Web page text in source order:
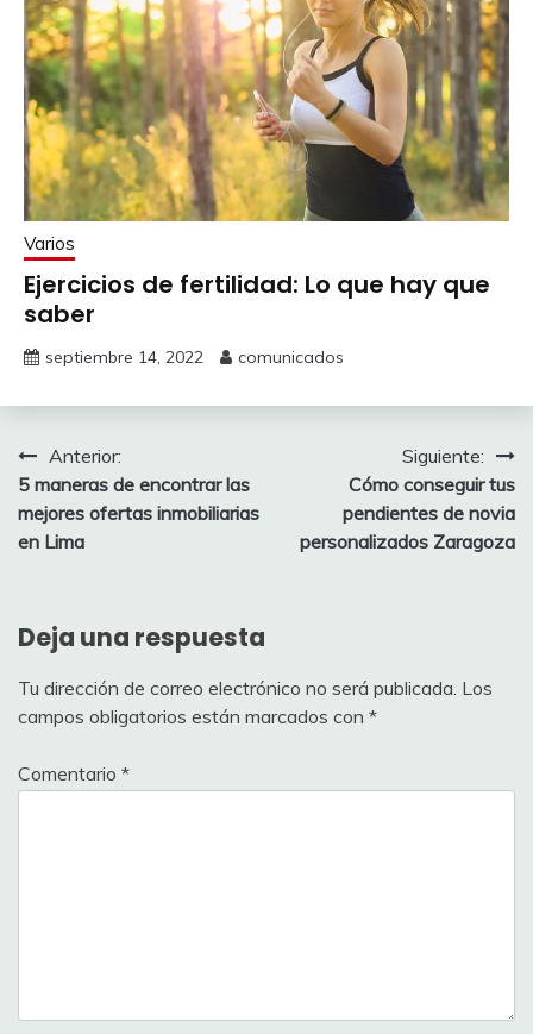
Varios
Ejercicios de fertilidad: Lo que hay que
saber
septiembre 14, 2022 comunicados
Navegación
de
entradas
Anterior:
5 maneras de encontrar las
mejores ofertas inmobiliarias
en Lima
Siguiente:
Cómo conseguir tus
pendientes de novia
personalizados Zaragoza
Deja una respuesta
Tu dirección de correo electrónico no será publicada. Los
campos obligatorios están marcados con *
Comentario *